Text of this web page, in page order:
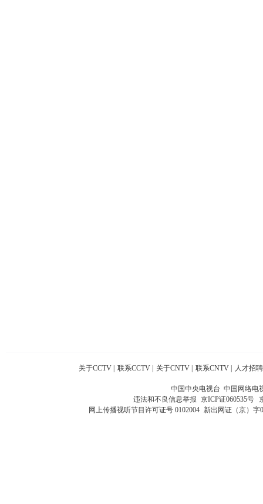
关于CCTV 联系CCTV 关于CNTV 联系CNTV 人才招聘
中国中央电视台 中国网络电
违法和不良信息举报 京ICP证060535号
网上传播视听节目许可证号 0102004 新出网证（京）